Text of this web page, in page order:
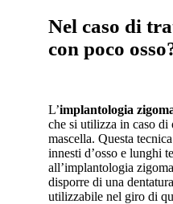
Nel caso di
con poco
L’implantologia
che si utilizza in caso di
mascella. Questa
innesti d’osso e lunghi
all’implantologia
disporre di una
utilizzabile nel giro di